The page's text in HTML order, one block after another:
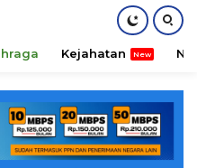
Kejahatan